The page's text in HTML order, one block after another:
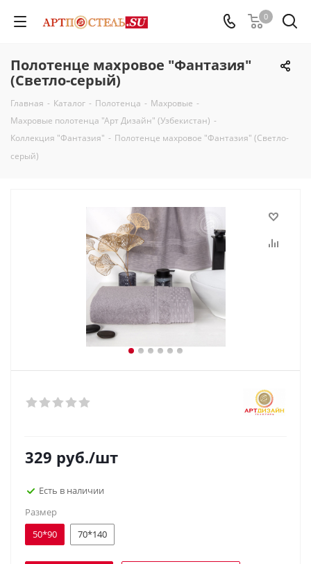
0
Полотенце махровое "Фантазия"
(Светло-серый)
Главная - Каталог - Полотенца - Махровые -
Махровые полотенца "Арт Дизайн" (Узбекистан) -
Коллекция "Фантазия" - Полотенце махровое "Фантазия" (Светло-
серый)
329 руб./шт
Есть в наличии
Размер
50*90
70*140